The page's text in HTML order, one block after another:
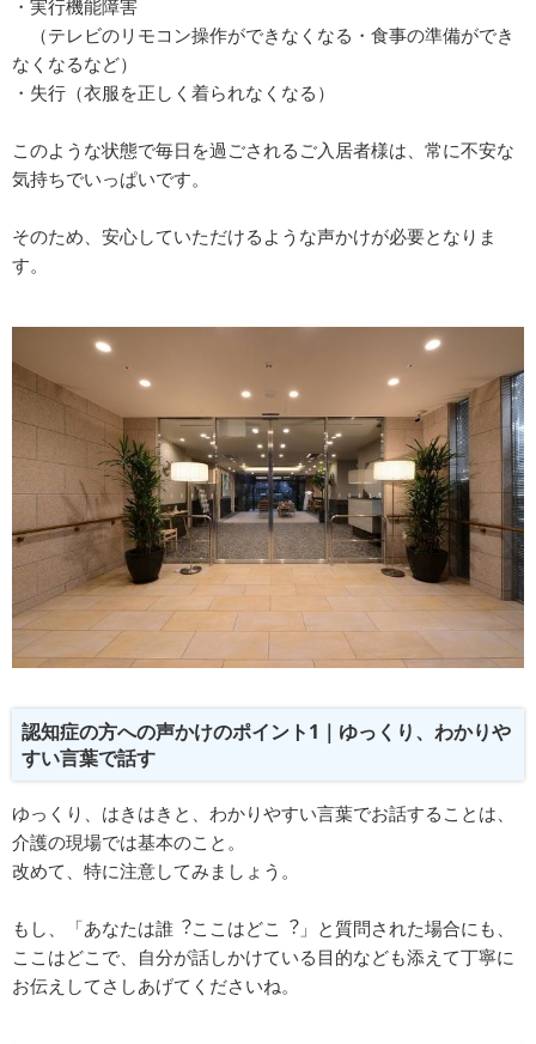
・実行機能障害
（テレビのリモコン操作ができなくなる・食事の準備ができ
なくなるなど）
・失行（衣服を正しく着られなくなる）
このような状態で毎日を過ごされるご入居者様は、常に不安な
気持ちでいっぱいです。
そのため、安心していただけるような声かけが必要となりま
す。
認知症の⽅への声かけのポイント1｜ゆっくり、わかりや
すい⾔葉で話す
ゆっくり、はきはきと、わかりやすい⾔葉でお話することは、
介護の現場では基本のこと。
改めて、特に注意してみましょう。
もし、「あなたは誰︖ここはどこ︖」と質問された場合にも、
ここはどこで、⾃分が話しかけている目的なども添えて丁寧に
お伝えしてさしあげてくださいね。